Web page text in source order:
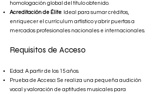
homologación global del título obtenido.
Acreditación de Élite: Ideal para sumar créditos,
enriquecer el currículum artístico y abrir puertas a
mercados profesionales nacionales e internacionales.
Requisitos de Acceso
Edad: A partir de los 15 años.
Prueba de Acceso: Se realiza una pequeña audición
vocal y valoración de aptitudes musicales para